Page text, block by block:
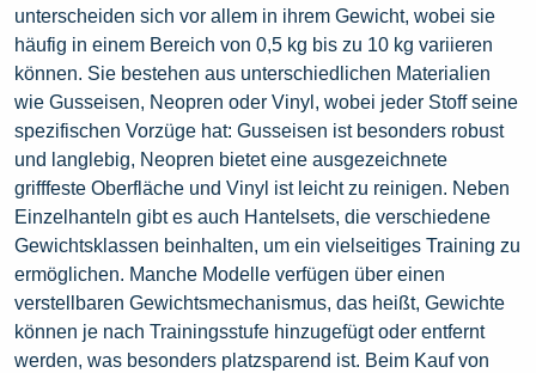
unterscheiden sich vor allem in ihrem Gewicht, wobei sie
häufig in einem Bereich von 0,5 kg bis zu 10 kg variieren
können. Sie bestehen aus unterschiedlichen Materialien
wie Gusseisen, Neopren oder Vinyl, wobei jeder Stoff seine
spezifischen Vorzüge hat: Gusseisen ist besonders robust
und langlebig, Neopren bietet eine ausgezeichnete
grifffeste Oberfläche und Vinyl ist leicht zu reinigen. Neben
Einzelhanteln gibt es auch Hantelsets, die verschiedene
Gewichtsklassen beinhalten, um ein vielseitiges Training zu
ermöglichen. Manche Modelle verfügen über einen
verstellbaren Gewichtsmechanismus, das heißt, Gewichte
können je nach Trainingsstufe hinzugefügt oder entfernt
werden, was besonders platzsparend ist. Beim Kauf von